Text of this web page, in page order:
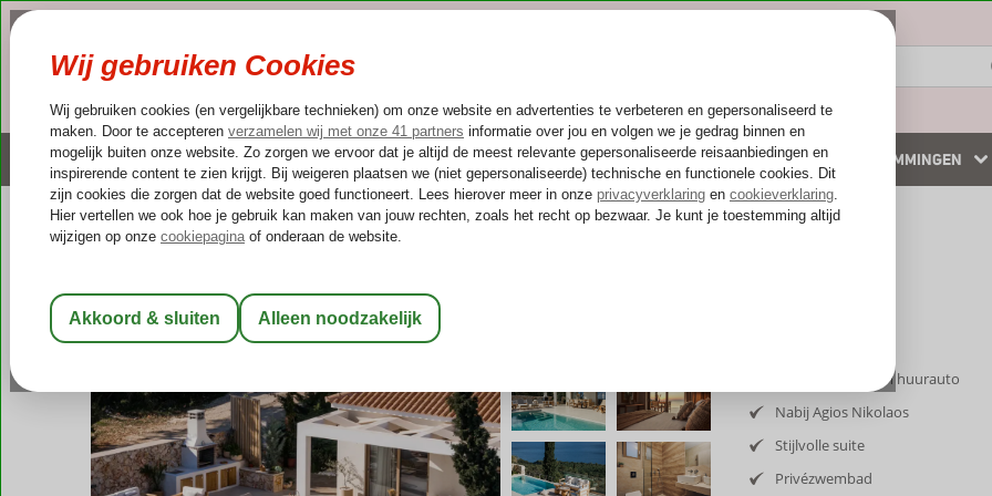
NAZOMER LAST MINUTES ZOMER 2026 WINTERZON BESTEMMINGEN
Altijd inclusief huurauto Kleinschalige & unieke accommodaties Weg van de drukte
Thelxis Suites Two
Logies-Appartement
Inclusief vlucht en huurauto
Nabij Agios Nikolaos
Stijlvolle suite
Privézwembad